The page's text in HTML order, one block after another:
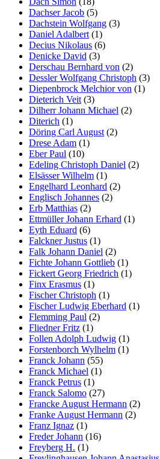
Dachser Jacob (5)
Dachstein Wolfgang (3)
Daniel Adalbert (1)
Decius Nikolaus (6)
Denicke David (3)
Derschau Bernhard von (2)
Dessler Wolfgang Christoph (3)
Diepenbrock Melchior von (1)
Dieterich Veit (3)
Dilherr Johann Michael (2)
Diterich (1)
Döring Carl August (2)
Drese Adam (1)
Eber Paul (10)
Edeling Christoph Daniel (2)
Elsässer Wilhelm (1)
Engelhard Leonhard (2)
Englisch Johannes (2)
Erb Matthias (2)
Ettmüller Johann Erhard (1)
Eyth Eduard (6)
Falckner Justus (1)
Falk Johann Daniel (2)
Fichte Johann Gottlieb (1)
Fickert Georg Friedrich (1)
Finx Erasmus (1)
Fischer Christoph (1)
Fischer Ludwig Eberhard (1)
Flemming Paul (2)
Fliedner Fritz (1)
Follen Adolph Ludwig (1)
Forstenborch Wylhelm (1)
Franck Johann (55)
Franck Michael (1)
Franck Petrus (1)
Franck Salomo (27)
Francke August Hermann (2)
Franke August Hermann (2)
Franz Ignaz (1)
Freder Johann (16)
Freyberg H. (1)